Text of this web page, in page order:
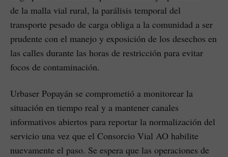
de la malla vial rural, la parálisis temporal del
transporte pesado de carga obliga a la comunidad a ser
prudente con el manejo y exposición de los desechos en
las calles durante las horas de restricción para evitar
focos de contaminación.
Urbaser Popayán se comprometió a monitorear la
situación en tiempo real y a mantener canales
informativos abiertos para reportar la normalización del
servicio una vez que el Consorcio Vial AO habilite
nuevamente el paso. Se espera que las operaciones de